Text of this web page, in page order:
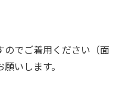
でご着用ください（面
いします。